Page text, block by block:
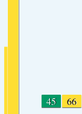
45 66